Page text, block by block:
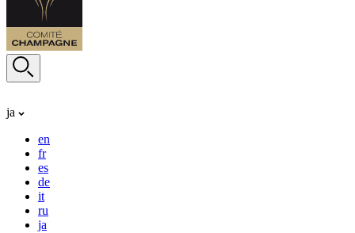
ja
en
fr
es
de
it
ru
ja